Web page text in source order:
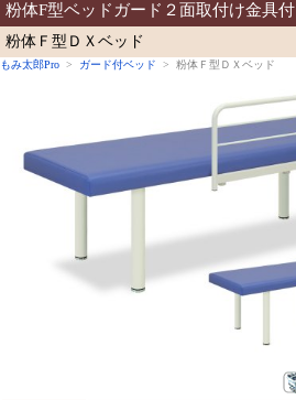
粉体F型ベッドガード２面取付け金具付
粉体Ｆ型ＤＸベッド
もみ太郎Pro > ガード付ベッド > 粉体Ｆ型ＤＸベッド